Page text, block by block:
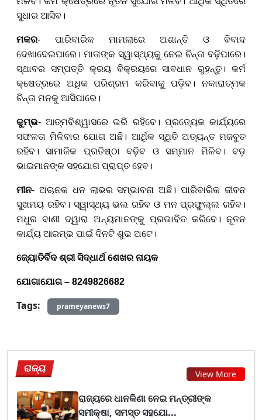
ସୁଧାର ଆସିବ।
ମକର- ପାରିବାରିକ ମାମଲାରେ ଅଶାନ୍ତି ଓ ବିବାଦ
ଦେଖାଦେଇପାରେ। ମାତାଙ୍କ ସ୍ୱାସ୍ଥ୍ୟକୁ ନେଇ ଚିନ୍ତା ବଢ଼ିପାରେ।
ସ୍ଥାବର ସମ୍ପତ୍ତି କ୍ରୟ ବିକ୍ରୟରେ ସାବଧାନ ରୁହନ୍ତୁ। କର୍ମ
କ୍ଷେତ୍ରରେ ଅଧିକ ପରିଶ୍ରମ କରିବାକୁ ପଡ଼ିବ। ନକାରାତ୍ମକ
ଚିନ୍ତା ମନକୁ ଆସିପାରେ।
କୁମ୍ଭ- ଆତ୍ମବିଶ୍ୱାସରେ ଭରି ରହିବେ। ପ୍ରତ୍ୟେକ କାର୍ଯ୍ୟରେ
ସଫଳତା ମିଳିବାର ଯୋଗ ଅଛି। ଆର୍ଥିକ ସ୍ଥିତି ଅତ୍ୟନ୍ତ ମଜବୁତ
ରହିବ। ସାମାଜିକ ପ୍ରତିଷ୍ଠା ବଢ଼ିବ ଓ ସମ୍ମାନ ମିଳିବ। ବଡ଼
ଭାଇମାନଙ୍କ ସହଯୋଗ ପ୍ରାପ୍ତ ହେବ।
ମୀନ- ଅଚାନକ ଧନ ଲାଭର ସମ୍ଭାବନା ଅଛି। ପାରିବାରିକ ଜୀବନ
ସୁଖମୟ ରହିବ। ସ୍ୱାସ୍ଥ୍ୟ ଭଲ ରହିବ ଓ ମନ ପ୍ରଫୁଲ୍ଲ ରହିବ।
ମଧୁର ବାଣୀ ଦ୍ୱାରା ଅନ୍ୟମାନଙ୍କୁ ପ୍ରଭାବିତ କରିବେ। ନୂତନ
କାର୍ଯ୍ୟ ଆରମ୍ଭ ପାଇଁ ଦିନଟି ଶୁଭ ଅଟେ।
ଜ୍ୟୋତିର୍ବିଦ ଶ୍ରୀ ସିଦ୍ଧାର୍ଥ ଶେଖର ନାୟକ
ଯୋଗାଯୋଗ – 8249826682
Tags: prameyanews7
ରାଜ୍ୟ View More
ରାଜ୍ୟରେ ଧାନକିଣା ନେଇ ମନ୍ତ୍ରୀଙ୍କ
ସମୀକ୍ଷା, ସମସ୍ତ ସହଯୋ...